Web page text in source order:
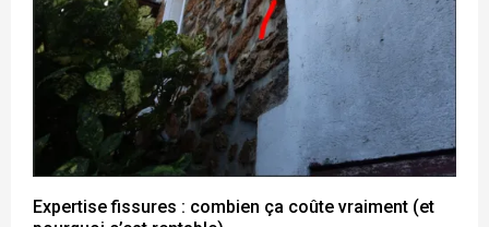
Expertise fissures : combien ça coûte vraiment (et